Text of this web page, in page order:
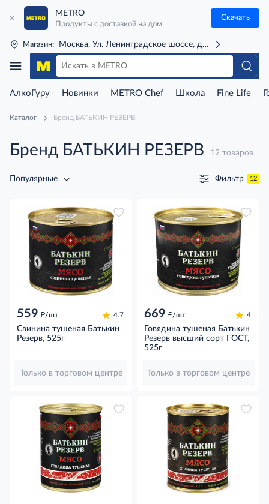
METRO
Продукты с доставкой на дом
Скачать
Магазин: Москва, Ул. Ленинградское шоссе, д. 71Г (м. Речной
АлкоГуру Новинки METRO Chef Школа Fine Life
Каталог Бренд БАТЬКИН РЕЗЕРВ
Бренд БАТЬКИН РЕЗЕРВ 12 товаров
Популярные Фильтр 12
559 д/шт 4.7
Свинина тушеная Батькин
Резерв, 525г
Только в торговом центре
669 д/шт 4
Говядина тушеная Батькин
Резерв высший сорт ГОСТ,
525г
Только в торговом центре